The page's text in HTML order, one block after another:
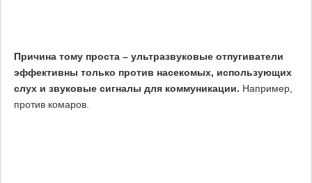
Причина тому проста – ультразвуковые отпугиватели
эффективны только против насекомых, использующих
слух и звуковые сигналы для коммуникации. Например,
против комаров.